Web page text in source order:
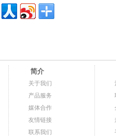
简介
关于我们
产品服务
媒体合作
友情链接
联系我们